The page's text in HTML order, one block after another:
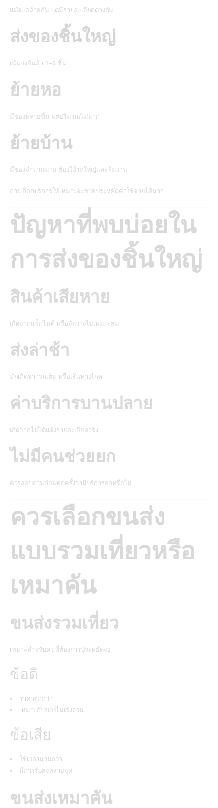
แม้จะคล้ายกัน แต่มีรายละเอียดต่างกัน
ส่งของชิ้นใหญ่
เน้นส่งสินค้า 1–3 ชิ้น
ย้ายหอ
มีของหลายชิ้น แต่ปริมาณไม่มาก
ย้ายบ้าน
มีของจำนวนมาก ต้องใช้รถใหญ่และทีมงาน
การเลือกบริการให้เหมาะจะช่วยประหยัดค่าใช้จ่ายได้มาก
ปัญหาที่พบบ่อยใน
การส่งของชิ้นใหญ่
สินค้าเสียหาย
เกิดจากแพ็กไม่ดี หรือจัดวางไม่เหมาะสม
ส่งล่าช้า
มักเกิดจากรถเต็ม หรือเส้นทางไกล
ค่าบริการบานปลาย
เกิดจากไม่ได้แจ้งรายละเอียดจริง
ไม่มีคนช่วยยก
ควรสอบถามก่อนทุกครั้งว่ามีบริการยกหรือไม่
ควรเลือกขนส่ง
แบบรวมเที่ยวหรือ
เหมาคัน
ขนส่งรวมเที่ยว
เหมาะสำหรับคนที่ต้องการประหยัดงบ
ข้อดี
ราคาถูกกว่า
เหมาะกับของไม่เร่งด่วน
ข้อเสีย
ใช้เวลานานกว่า
มีการรับส่งหลายจุด
ขนส่งเหมาคัน